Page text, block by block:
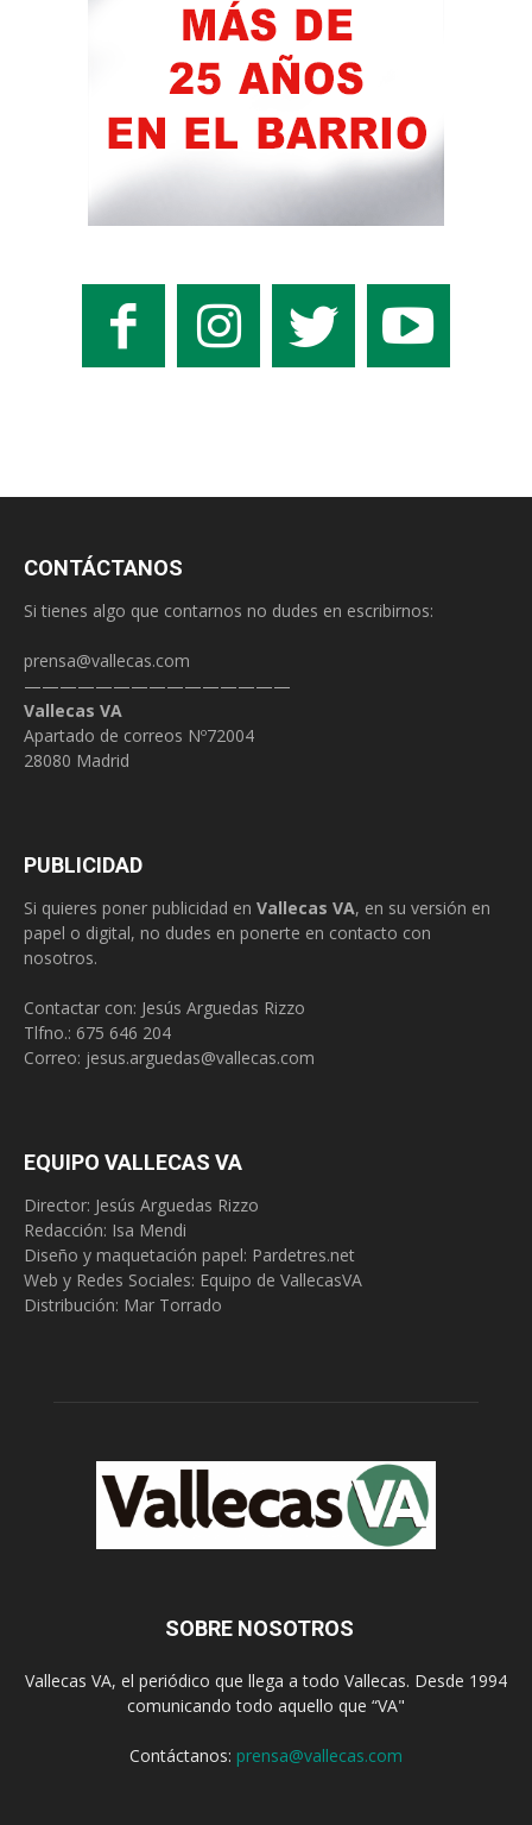
CONTÁCTANOS
Si tienes algo que contarnos no dudes en escribirnos:
prensa@vallecas.com
———————————————
Vallecas VA
Apartado de correos Nº72004
28080 Madrid
PUBLICIDAD
Si quieres poner publicidad en Vallecas VA, en su versión en
papel o digital, no dudes en ponerte en contacto con
nosotros.
Contactar con: Jesús Arguedas Rizzo
Tlfno.: 675 646 204
Correo: jesus.arguedas@vallecas.com
EQUIPO VALLECAS VA
Director: Jesús Arguedas Rizzo
Redacción: Isa Mendi
Diseño y maquetación papel: Pardetres.net
Web y Redes Sociales: Equipo de VallecasVA
Distribución: Mar Torrado
SOBRE NOSOTROS
Vallecas VA, el periódico que llega a todo Vallecas. Desde 1994
comunicando todo aquello que “VA"
Contáctanos: prensa@vallecas.com